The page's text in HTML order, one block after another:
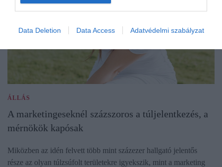
Data Deletion Data Access Adatvédelmi szabályzat
ÁLLÁS
A marketingeseknél százszoros a túljelentkezés, a
mérnökök kapósak
Miközben az idén felvett több mint százezer hallgató jelentős
része az olyan túlzsúfolt területekre igyekszik, mint a marketing